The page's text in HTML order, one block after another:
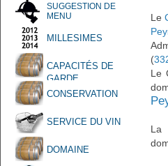
SUGGESTION DE
MENU
MILLESIMES
CAPACITÉS DE
GARDE
CONSERVATION
SERVICE DU VIN
DOMAINE
Le
(
Le
La